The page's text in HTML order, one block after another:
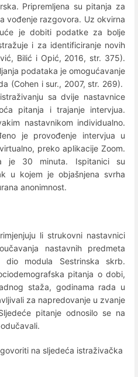
Pripremljena su pitanja za
vođenje razgovora. Uz okvirna
je dobiti podatke za bolje
i za identificiranje novih
Bilić i Opić, 2016, str. 375).
podataka je omogućavanje
(Cohen i sur., 2007, str. 269).
sa dvije nastavnice
pitanja i trajanje intervjua.
nastavnikom individualno.
je provođenje intervjua u
preko aplikacije Zoom.
je 30 minuta. Ispitanici su
u kojem je objašnjena svrha
anonimnost.
li strukovni nastavnici
nastavnih predmeta
modula Sestrinska skrb.
pitanja o dobi,
staža, godinama rada u
za napredovanje u zvanje
pitanje odnosilo se na
na sljedeća istraživačka